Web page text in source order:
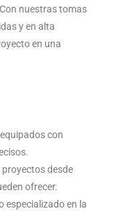
nuestras tomas
y en alta
en una
con
desde
ofrecer.
especializado en la